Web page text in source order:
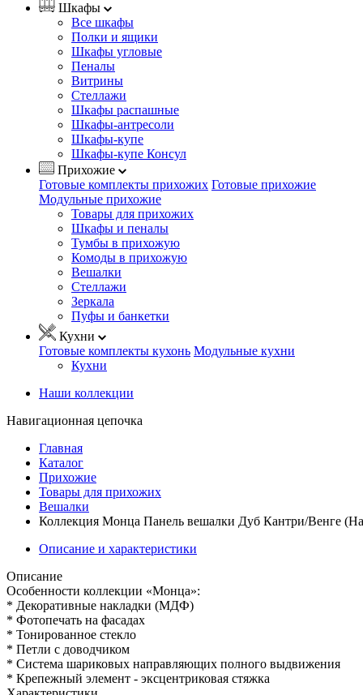
Шкафы
Все шкафы
Полки и ящики
Шкафы угловые
Пеналы
Витрины
Стеллажи
Шкафы распашные
Шкафы-антресоли
Шкафы-купе
Шкафы-купе Консул
Прихожие
Готовые комплекты прихожих Готовые прихожие
Модульные прихожие
Товары для прихожих
Шкафы и пеналы
Тумбы в прихожую
Комоды в прихожую
Вешалки
Стеллажи
Зеркала
Пуфы и банкетки
Кухни
Готовые комплекты кухонь Модульные кухни
Кухни
Наши коллекции
Навигационная цепочка
Главная
Каталог
Прихожие
Товары для прихожих
Вешалки
Коллекция Монца Панель вешалки Дуб Кантри/Венге
Описание и характеристики
Описание
Особенности коллекции «Монца»:
* Декоративные накладки (МДФ)
* Фотопечать на фасадах
* Тонированное стекло
* Петли с доводчиком
* Система шариковых направляющих полного выдвижения
* Крепежный элемент - эксцентриковая стяжка